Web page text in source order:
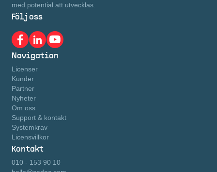
med potential att utvecklas.
Följ oss
Navigation
Licenser
Kunder
Partner
Nyheter
Om oss
Support & kontakt
Systemkrav
Licensvillkor
Kontakt
010 - 153 90 10